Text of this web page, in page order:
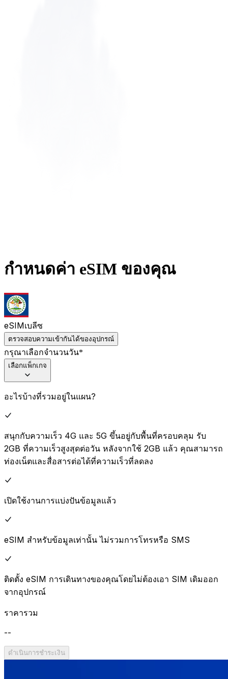
กำหนดค่า eSIM ของคุณ
eSIMเบลีซ
ตรวจสอบความเข้ากันได้ของอุปกรณ์
กรุณาเลือกจำนวนวัน*
เลือกแพ็กเกจ
อะไรบ้างที่รวมอยู่ในแผน?
สนุกกับความเร็ว 4G และ 5G ขึ้นอยู่กับพื้นที่ครอบคลุม รับ
2GB ที่ความเร็วสูงสุดต่อวัน หลังจากใช้ 2GB แล้ว คุณสามารถ
ท่องเน็ตและสื่อสารต่อได้ที่ความเร็วที่ลดลง
เปิดใช้งานการแบ่งปันข้อมูลแล้ว
eSIM สำหรับข้อมูลเท่านั้น ไม่รวมการโทรหรือ SMS
ติดตั้ง eSIM การเดินทางของคุณโดยไม่ต้องเอา SIM เดิมออก
จากอุปกรณ์
ราคารวม
--
ดำเนินการชำระเงิน